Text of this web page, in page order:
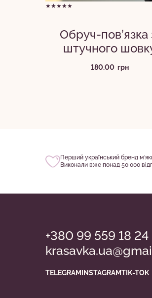
★★★★★
Обруч-пов’язка
штучного
180.00 грн
Перший український бренд
Виконали вже понад 50 000
+380 99 559 18 24
TELEGRAM INSTAGRAMTIK-TOK